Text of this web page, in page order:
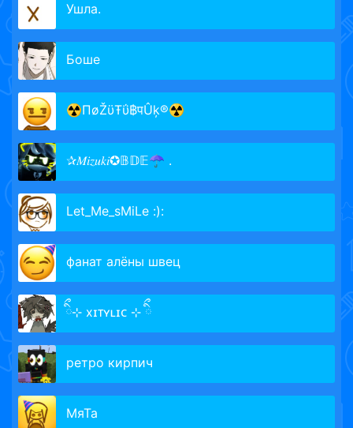
Ушла.
Боше
☢ПøŽϋŦΰ฿पÛķ®☢
✰𝑀𝑖𝑧𝑢𝑘𝑖✪𝔹𝔻𝔼☂︎ .
Let_Me_sMiLe :):
фанат алёны швец
ིྀ⊹ xɪᴛʏʟɪᴄ ⊹ ིྀ
ретро кирпич
МяТа